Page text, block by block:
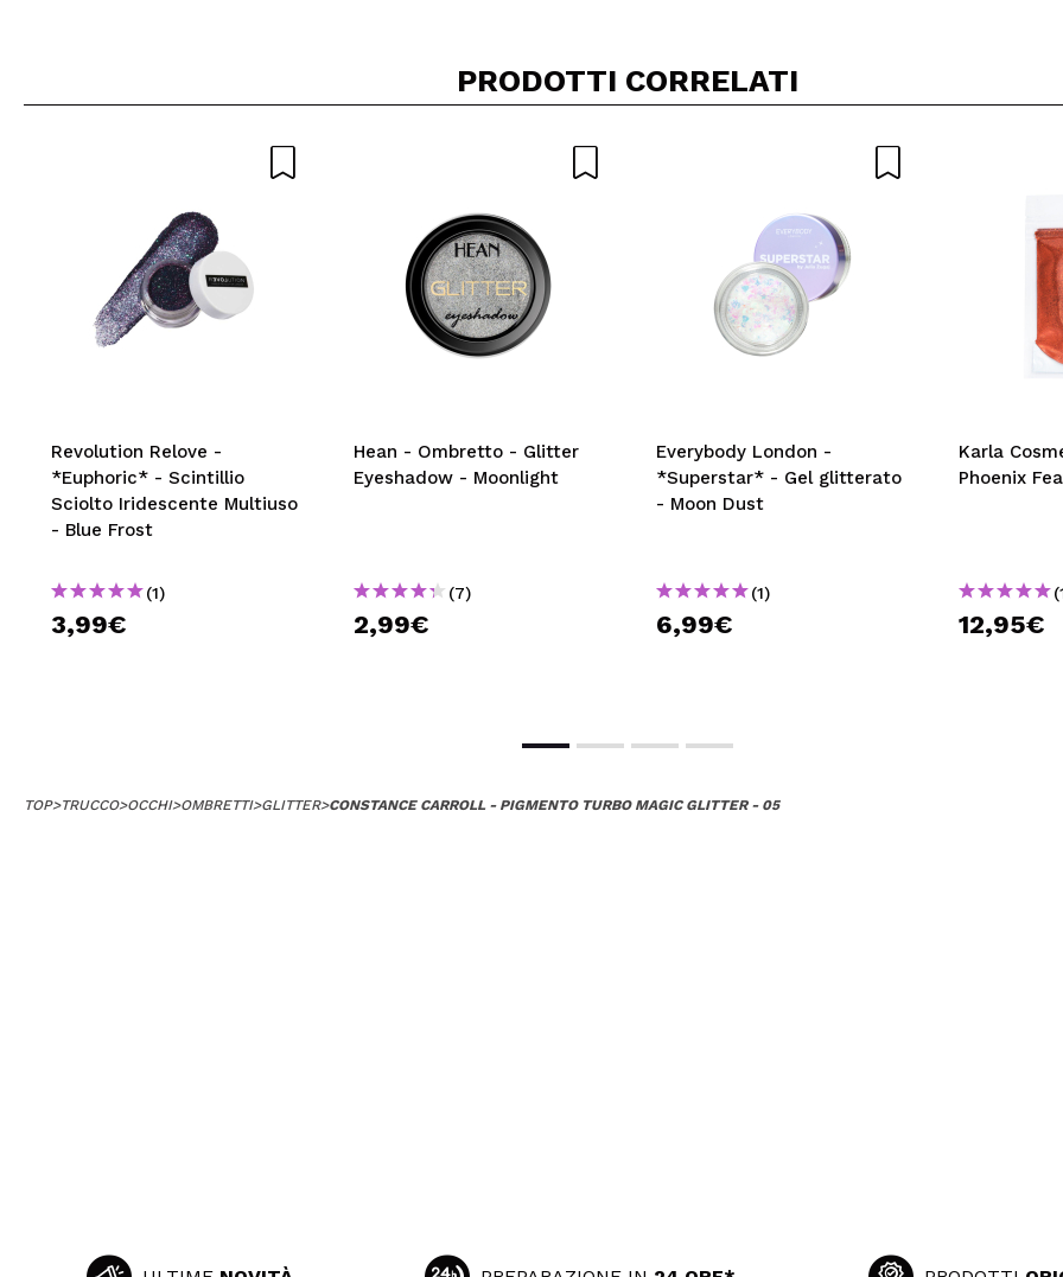
PRODOTTI CORRELATI
Revolution Relove -
*Euphoric* - Scintillio
Sciolto Iridescente Multiuso
- Blue Frost
(1)
3,99€
Hean - Ombretto - Glitter
Eyeshadow - Moonlight
(7)
2,99€
Everybody London -
*Superstar* - Gel glitterato
- Moon Dust
(1)
6,99€
Karla
Phoenix
12,95€
TOP>TRUCCO>OCCHI>OMBRETTI>GLITTER>CONSTANCE CARROLL - PIGMENTO TURBO MAGIC GLITTER - 05